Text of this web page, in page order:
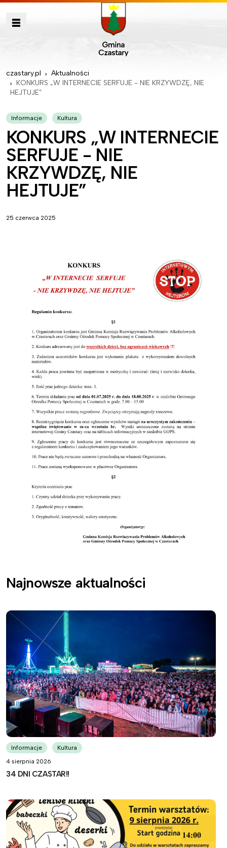
czastary.pl
Aktualności
KONKURS „W INTERNECIE SERFUJE - NIE KRZYWDZĘ, NIE
HEJTUJE”
Informacje Kultura
KONKURS „W INTERNECIE
SERFUJE - NIE
KRZYWDZĘ, NIE
HEJTUJE”
25 czerwca 2025
Najnowsze aktualności
Informacje
Kultura
4 sierpnia 2026
34 DNI CZASTAR!!